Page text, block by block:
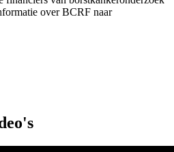
over BCRF naar